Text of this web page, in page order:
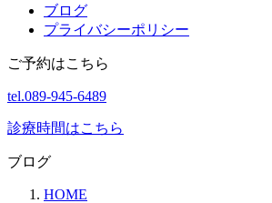
ブログ
プライバシーポリシー
ご予約はこちら
tel.089-945-6489
診療時間はこちら
ブログ
HOME